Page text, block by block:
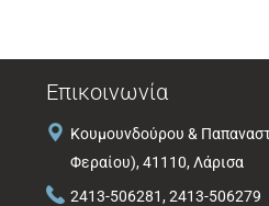
Επικοινωνία
Κουμουνδούρου &
Φεραίου), 41110, Λάρισα
2413-506281, 2413-506279